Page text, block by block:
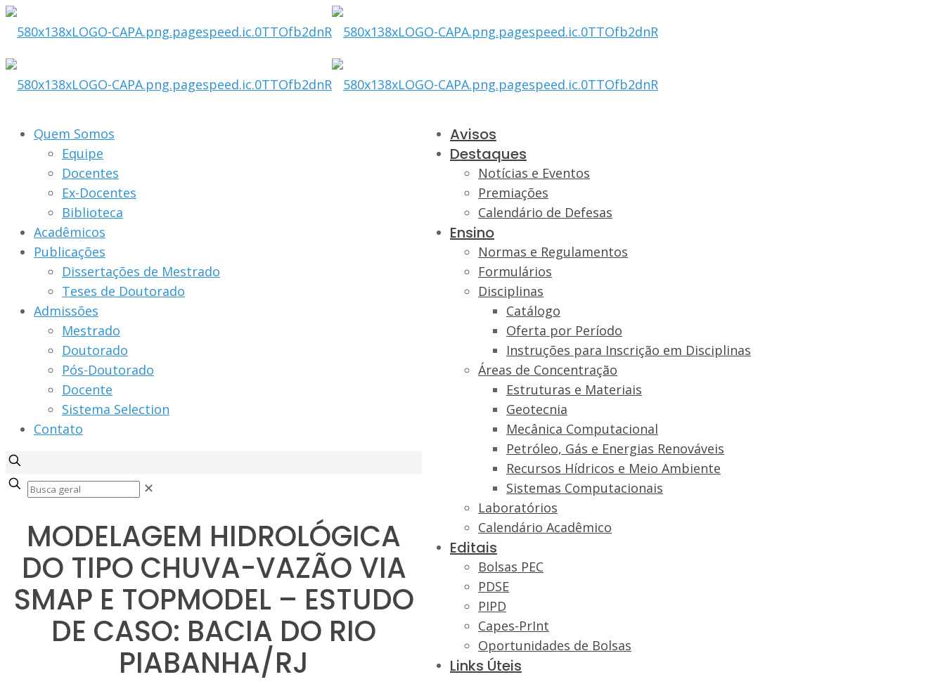
Avisos
Destaques
Notícias e Eventos
Premiações
Calendário de Defesas
Ensino
Normas e Regulamentos
Formulários
Disciplinas
Catálogo
Oferta por Período
Instruções para Inscrição em Disciplinas
Áreas de Concentração
Estruturas e Materiais
Geotecnia
Mecânica Computacional
Petróleo, Gás e Energias Renováveis
Recursos Hídricos e Meio Ambiente
Sistemas Computacionais
Laboratórios
Calendário Acadêmico
Editais
Bolsas PEC
PDSE
PIPD
Capes-PrInt
Oportunidades de Bolsas
Links Úteis
Quem Somos
Equipe
Docentes
Ex-Docentes
Biblioteca
Acadêmicos
Publicações
Dissertações de Mestrado
Teses de Doutorado
Admissões
Mestrado
Doutorado
Pós-Doutorado
Docente
Sistema Selection
Contato
✕
MODELAGEM HIDROLÓGICA
DO TIPO CHUVA-VAZÃO VIA
SMAP E TOPMODEL – ESTUDO
DE CASO: BACIA DO RIO
PIABANHA/RJ